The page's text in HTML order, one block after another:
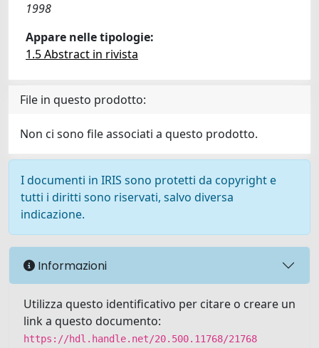
1998
Appare nelle tipologie:
1.5 Abstract in rivista
File in questo prodotto:
Non ci sono file associati a questo prodotto.
I documenti in IRIS sono protetti da copyright e
tutti i diritti sono riservati, salvo diversa
indicazione.
Informazioni
Utilizza questo identificativo per citare o creare un
link a questo documento:
https://hdl.handle.net/20.500.11768/21768